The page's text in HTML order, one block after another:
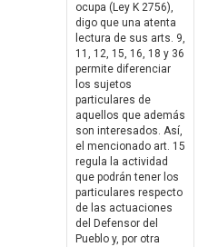
ocupa (Ley K 2756),
digo que una atenta
lectura de sus arts. 9,
11, 12, 15, 16, 18 y 36
permite diferenciar
los sujetos
particulares de
aquellos que además
son interesados. Así,
el mencionado art. 15
regula la actividad
que podrán tener los
particulares respecto
de las actuaciones
del Defensor del
Pueblo y, por otra